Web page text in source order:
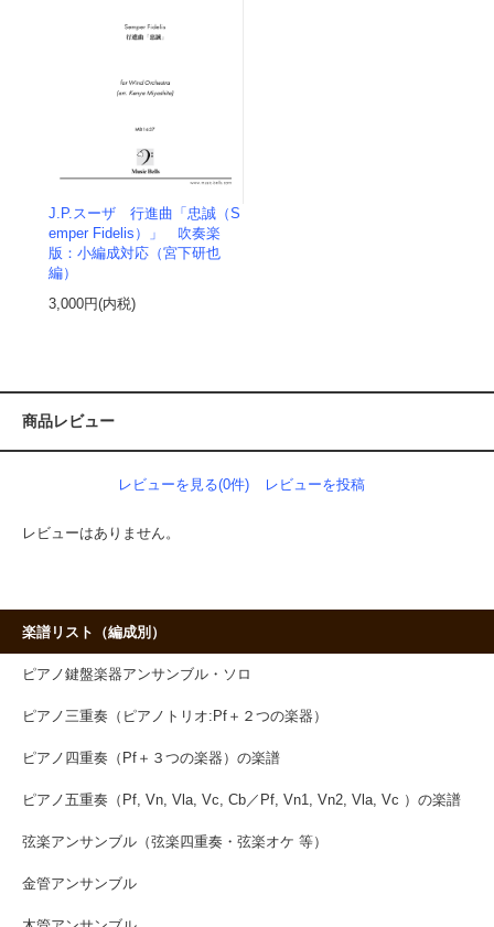
J.P.スーザ 行進曲「忠誠（S
emper Fidelis）」 吹奏楽
版：小編成対応（宮下研也
編）
3,000円(内税)
商品レビュー
レビューを見る(0件) レビューを投稿
レビューはありません。
楽譜リスト（編成別）
ピアノ鍵盤楽器アンサンブル・ソロ
ピアノ三重奏（ピアノトリオ:Pf＋２つの楽器）
ピアノ四重奏（Pf＋３つの楽器）の楽譜
ピアノ五重奏（Pf, Vn, Vla, Vc, Cb／Pf, Vn1, Vn2, Vla, Vc ）の楽譜
弦楽アンサンブル（弦楽四重奏・弦楽オケ 等）
金管アンサンブル